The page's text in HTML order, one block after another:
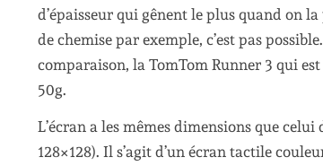
d’épaisseur qui gênent le plus quand on
de chemise par exemple, c’est pas
comparaison, la TomTom Runner 3 qui
50g.
L’écran a les mêmes dimensions que
128×128). Il s’agit d’un écran tactile